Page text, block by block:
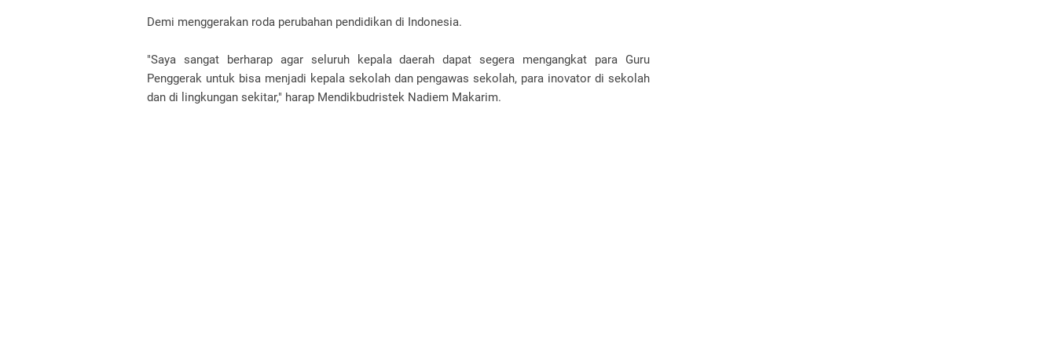
Demi menggerakan roda perubahan pendidikan di Indonesia.
"Saya sangat berharap agar seluruh kepala daerah dapat segera mengangkat para Guru
Penggerak untuk bisa menjadi kepala sekolah dan pengawas sekolah, para inovator di sekolah
dan di lingkungan sekitar," harap Mendikbudristek Nadiem Makarim.